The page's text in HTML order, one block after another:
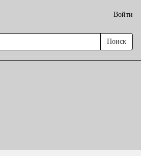
Войти
Поиск